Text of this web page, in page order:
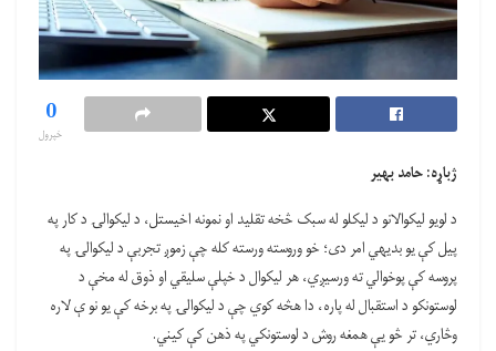
0
خپرول
ژباړه: حامد بهیر
د لویو لیکوالانو د لیکلو له سبک څخه تقلید او نمونه اخیستل، د لیکوالۍ د کار په
پیل کې یو بدیهي امر دی؛ خو وروسته ورسته کله چې زموږ تجربې د لیکوالۍ په
پروسه کې پوخوالي ته ورسیږي، هر لیکوال د خپلې سلیقي او ذوق له مخې د
لوستونکو د استقبال له پاره، دا هڅه کوي چې د لیکوالۍ په برخه کې یو نو ې لاره
وڅاري، تر څو یې همغه روش د لوستونکي په ذهن کې کیني.